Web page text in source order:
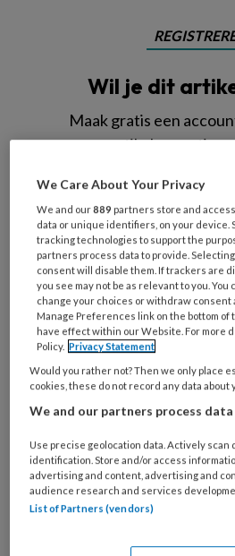
Wil je dit
Maak gratis een
artikelen gratis
Al een account of
Wat
is
je
e-
mailadres?
* *
Kies
je
wachtwoord*
Kies
je
Bij
welke
organisatie
werk
We Care About Your Privacy
We and our889 partners store and
data or unique identifiers, on your device.
tracking technologies to support the
partners process data to provide.
consent will disable them. If trackers are
you see may not be as relevant to you.
change your choices or withdraw consent
Manage Preferences link on the bottom of
have effect within our Website. For more
Policy. Privacy Statement
Would you rather not? Then we only place
cookies, these do not record any data about
We and our partners process
Use precise geolocation data. Actively
identification. Store and/or access
advertising and content, advertising and
audience research and services
List of Partners (vendors)